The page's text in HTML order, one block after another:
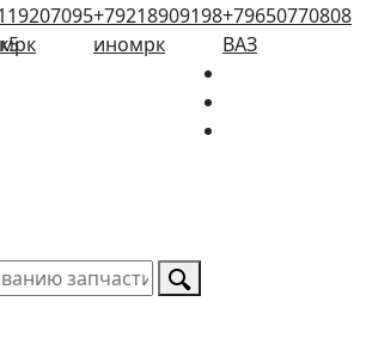
+79218909198
иномрк
+79650770808
ВАЗ